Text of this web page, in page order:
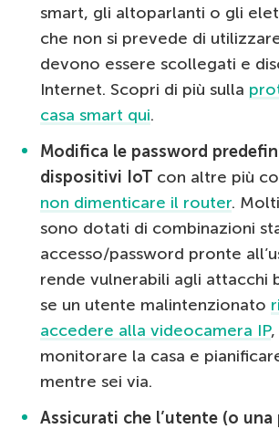
smart, gli altoparlanti o gli
che non si prevede di
devono essere scollegati e
Internet. Scopri di più sulla
casa smart qui.
Modifica le password
dispositivi IoT con altre più
non dimenticare il router.
sono dotati di combinazioni
accesso/password pronte
rende vulnerabili agli attacchi
se un utente malintenzionato
accedere alla videocamera IP,
monitorare la casa e
mentre sei via.
Assicurati che l’utente (o una